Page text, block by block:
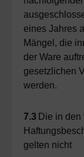
eines Jahres
Mängel, die
der Ware
gesetzlichen
werden.
7.3 Die in den
gelten nicht